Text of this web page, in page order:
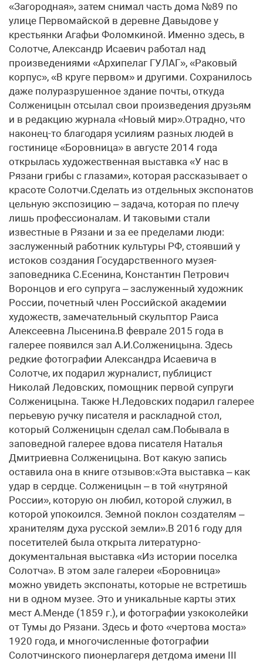
«Загородная», затем снимал часть дома №89 по
улице Первомайской в деревне Давыдове у
крестьянки Агафьи Фоломкиной. Именно здесь, в
Солотче, Александр Исаевич работал над
произведениями «Архипелаг ГУЛАГ», «Раковый
корпус», «В круге первом» и другими. Сохранилось
даже полуразрушенное здание почты, откуда
Солженицын отсылал свои произведения друзьям
и в редакцию журнала «Новый мир».Отрадно, что
наконец-то благодаря усилиям разных людей в
гостинице «Боровница» в августе 2014 года
открылась художественная выставка «У нас в
Рязани грибы с глазами», которая рассказывает о
красоте Солотчи.Сделать из отдельных экспонатов
цельную экспозицию – задача, которая по плечу
лишь профессионалам. И таковыми стали
известные в Рязани и за ее пределами люди:
заслуженный работник культуры РФ, стоявший у
истоков создания Государственного музея-
заповедника С.Есенина, Константин Петрович
Воронцов и его супруга – заслуженный художник
России, почетный член Российской академии
художеств, замечательный скульптор Раиса
Алексеевна Лысенина.В феврале 2015 года в
галерее появился зал А.И.Солженицына. Здесь
редкие фотографии Александра Исаевича в
Солотче, их подарил журналист, публицист
Николай Ледовских, помощник первой супруги
Солженицына. Также Н.Ледовских подарил галерее
перьевую ручку писателя и раскладной стол,
который Солженицын сделал сам.Побывала в
заповедной галерее вдова писателя Наталья
Дмитриевна Солженицына. Вот какую запись
оставила она в книге отзывов:«Эта выставка – как
удар в сердце. Солженицын – в той «нутряной
России», которую он любил, которой служил, в
которой упокоился. Земной поклон создателям –
хранителям духа русской земли».В 2016 году для
посетителей была открыта литературно-
документальная выставка «Из истории поселка
Солотча». В этом зале галереи «Боровница»
можно увидеть экспонаты, которые не встретишь
ни в одном музее. Это и уникальные карты этих
мест А.Менде (1859 г.), и фотографии узкоколейки
от Тумы до Рязани. Здесь и фото «чертова моста»
1920 года, и многочисленные фотографии
Солотчинского пионерлагеря детдома имени III